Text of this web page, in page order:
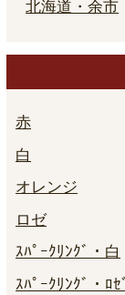
北海道・余市
赤
白
オレンジ
ロゼ
ｽﾊﾟｰｸﾘﾝｸﾞ・白
ｽﾊﾟｰｸﾘﾝｸﾞ・ﾛｾﾞ